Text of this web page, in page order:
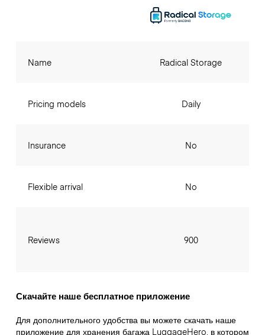
Name
Pricing models
Insurance
Flexible arrival
Reviews
Radical Storage
Daily
No
No
900
Скачайте наше бесплатное приложение
Для дополнительного удобства вы можете скачать наше
приложение для хранения багажа LuggageHero, в котором